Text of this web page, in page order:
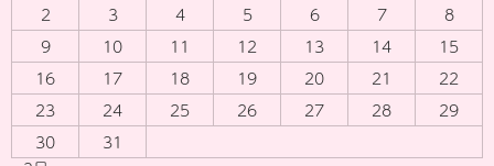
2
3 4 5 6 7
8
9
10 11 12 13 14
15
16
17 18 19 20 21
22
23
24 25 26 27 28
29
30
31